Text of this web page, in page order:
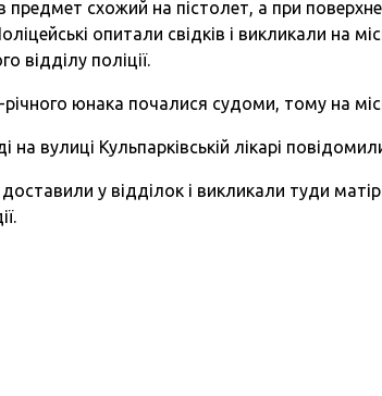
схожий на пістолет, а при
опитали свідків і викликали на
відділу поліції.
юнака почалися судоми, тому на
на вулиці Кульпарківській лікарі
доставили у відділок і викликали туди